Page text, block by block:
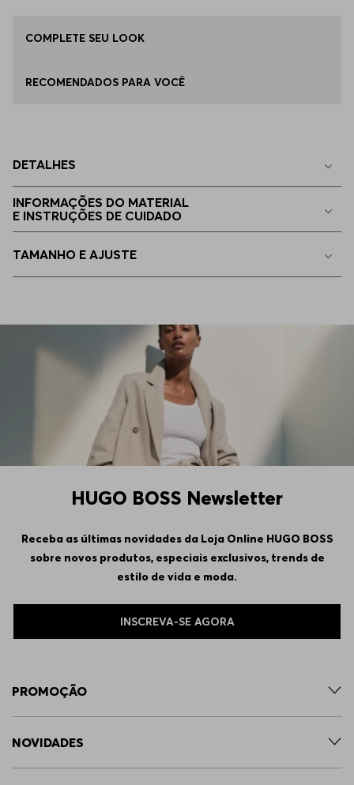
52
54
50 Indisponível
56 Indisponível
58 Indisponível
98
COMPLETE SEU LOOK
RECOMENDADOS PARA VOCÊ
DETALHES
INFORMAÇÕES DO MATERIAL
E INSTRUÇÕES DE CUIDADO
TAMANHO E AJUSTE
HUGO BOSS Newsletter
Receba as últimas novidades da Loja Online HUGO BOSS
sobre novos produtos, especiais exclusivos, trends de
estilo de vida e moda.
INSCREVA-SE AGORA
PROMOÇÃO
NOVIDADES